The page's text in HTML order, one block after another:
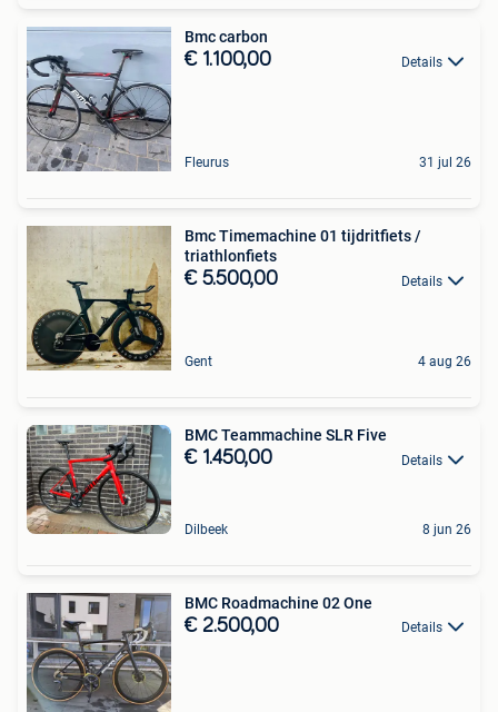
Bmc carbon
€ 1.100,00 Details
Fleurus 31 jul 26
Bmc Timemachine 01 tijdritfiets /
triathlonfiets
€ 5.500,00 Details
Gent 4 aug 26
BMC Teammachine SLR Five
€ 1.450,00 Details
Dilbeek 8 jun 26
BMC Roadmachine 02 One
€ 2.500,00 Details